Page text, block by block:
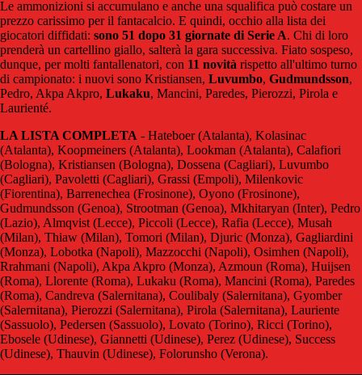
Le ammonizioni si accumulano e anche una squalifica può costare un
prezzo carissimo per il fantacalcio. E quindi, occhio alla lista dei
giocatori diffidati: sono 51 dopo 31 giornate di Serie A. Chi di loro
prenderà un cartellino giallo, salterà la gara successiva. Fiato sospeso,
dunque, per molti fantallenatori, con 11 novità rispetto all'ultimo turno
di campionato: i nuovi sono Kristiansen, Luvumbo, Gudmundsson,
Pedro, Akpa Akpro, Lukaku, Mancini, Paredes, Pierozzi, Pirola e
Laurienté.
LA LISTA COMPLETA - Hateboer (Atalanta), Kolasinac
(Atalanta), Koopmeiners (Atalanta), Lookman (Atalanta), Calafiori
(Bologna), Kristiansen (Bologna), Dossena (Cagliari), Luvumbo
(Cagliari), Pavoletti (Cagliari), Grassi (Empoli), Milenkovic
(Fiorentina), Barrenechea (Frosinone), Oyono (Frosinone),
Gudmundsson (Genoa), Strootman (Genoa), Mkhitaryan (Inter), Pedro
(Lazio), Almqvist (Lecce), Piccoli (Lecce), Rafia (Lecce), Musah
(Milan), Thiaw (Milan), Tomori (Milan), Djuric (Monza), Gagliardini
(Monza), Lobotka (Napoli), Mazzocchi (Napoli), Osimhen (Napoli),
Rrahmani (Napoli), Akpa Akpro (Monza), Azmoun (Roma), Huijsen
(Roma), Llorente (Roma), Lukaku (Roma), Mancini (Roma), Paredes
(Roma), Candreva (Salernitana), Coulibaly (Salernitana), Gyomber
(Salernitana), Pierozzi (Salernitana), Pirola (Salernitana), Lauriente
(Sassuolo), Pedersen (Sassuolo), Lovato (Torino), Ricci (Torino),
Ebosele (Udinese), Giannetti (Udinese), Perez (Udinese), Success
(Udinese), Thauvin (Udinese), Folorunsho (Verona).